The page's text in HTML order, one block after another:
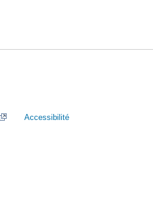
Accessibilité